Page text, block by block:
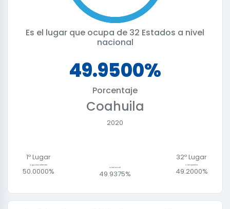
Es el lugar que ocupa de 32 Estados a nivel
nacional
49.9500%
Porcentaje
Coahuila
2020
1º Lugar
Aguascalientes
50.0000% Nacional
49.9375%
32º Lugar
Campeche
49.2000%